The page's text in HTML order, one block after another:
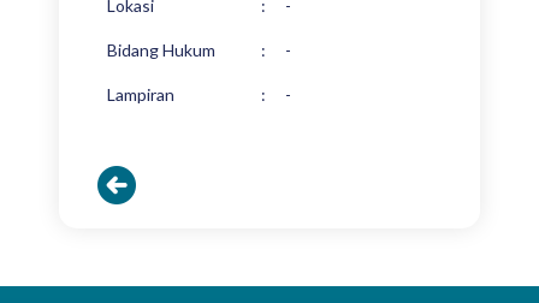
Lokasi : -
Bidang Hukum : -
Lampiran : -